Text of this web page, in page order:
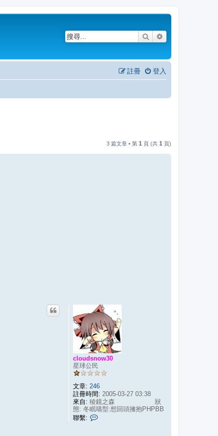
搜尋
登入
註冊
3 篇文章 • 第 1 頁 (共 1 頁)
cloudsnow30
星球公民
文章: 246
註冊時間: 2005-03-27 03:38
來自: 稜鏡之森 狀
態: 冬眠喵型:想回頭擁抱PHPBB
聯繫: